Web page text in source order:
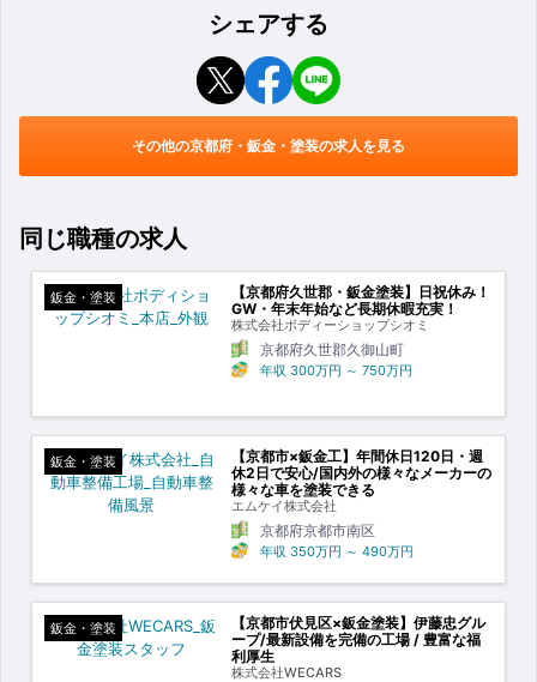
シェアする
その他の京都府・鈑金・塗装の求人を見る
同じ職種の求人
鈑金・塗装
【京都府久世郡・鈑金塗装】日祝休み！
GW・年末年始など長期休暇充実！
株式会社ボディーショップシオミ
京都府久世郡久御山町
年収 300万円 ～ 750万円
鈑金・塗装
【京都市×鈑金工】年間休日120日・週
休2日で安心/国内外の様々なメーカーの
様々な車を塗装できる
エムケイ株式会社
京都府京都市南区
年収 350万円 ～ 490万円
鈑金・塗装
【京都市伏見区×鈑金塗装】伊藤忠グル
ープ/最新設備を完備の工場 / 豊富な福
利厚生
株式会社WECARS